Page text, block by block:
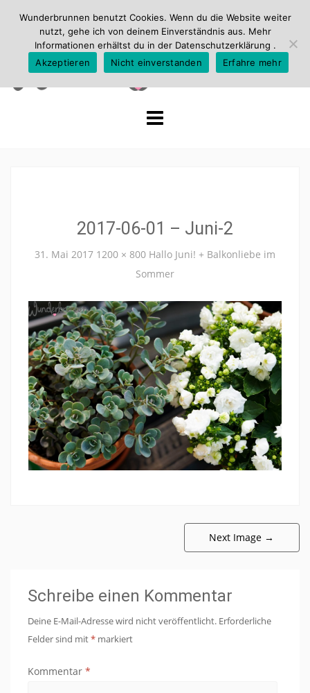
2017-06-01 – Juni-2
31. Mai 2017 1200 × 800 Hallo Juni! + Balkonliebe im
Sommer
Next Image →
Schreibe einen Kommentar
Deine E-Mail-Adresse wird nicht veröffentlicht. Erforderliche
Felder sind mit* markiert
Kommentar *
Wunderbrunnen benutzt Cookies. Wenn du die Website weiter
nutzt, gehe ich von deinem Einverständnis aus. Mehr
Informationen erhältst du in der Datenschutzerklärung .
Akzeptieren
Nicht einverstanden Erfahre mehr